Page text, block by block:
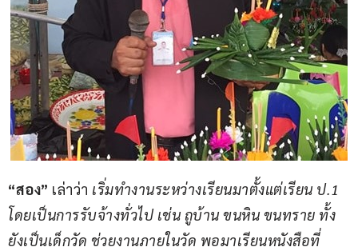
“สอง” เล่าว่า เริ่มทำงานระหว่างเรียนมาตั้งแต่เรียน ป.1
โดยเป็นการรับจ้างทั่วไป เช่น ถูบ้าน ขนหิน ขนทราย ทั้ง
ยังเป็นเด็กวัด ช่วยงานภายในวัด พอมาเรียนหนังสือที่